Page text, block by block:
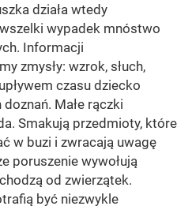
działa wtedy
wypadek mnóstwo
Informacji
zmysły: wzrok, słuch,
czasu dziecko
Małe rączki
Smakują przedmioty, które
w buzi i zwracają uwagę
poruszenie wywołują
od zwierzątek.
być niezwykle